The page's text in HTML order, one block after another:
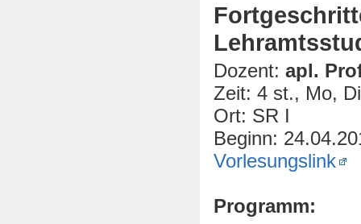
Dozent: apl.
Zeit: 4 st., Mo,
Ort: SR I
Beginn:
Vorlesungslink
Programm: